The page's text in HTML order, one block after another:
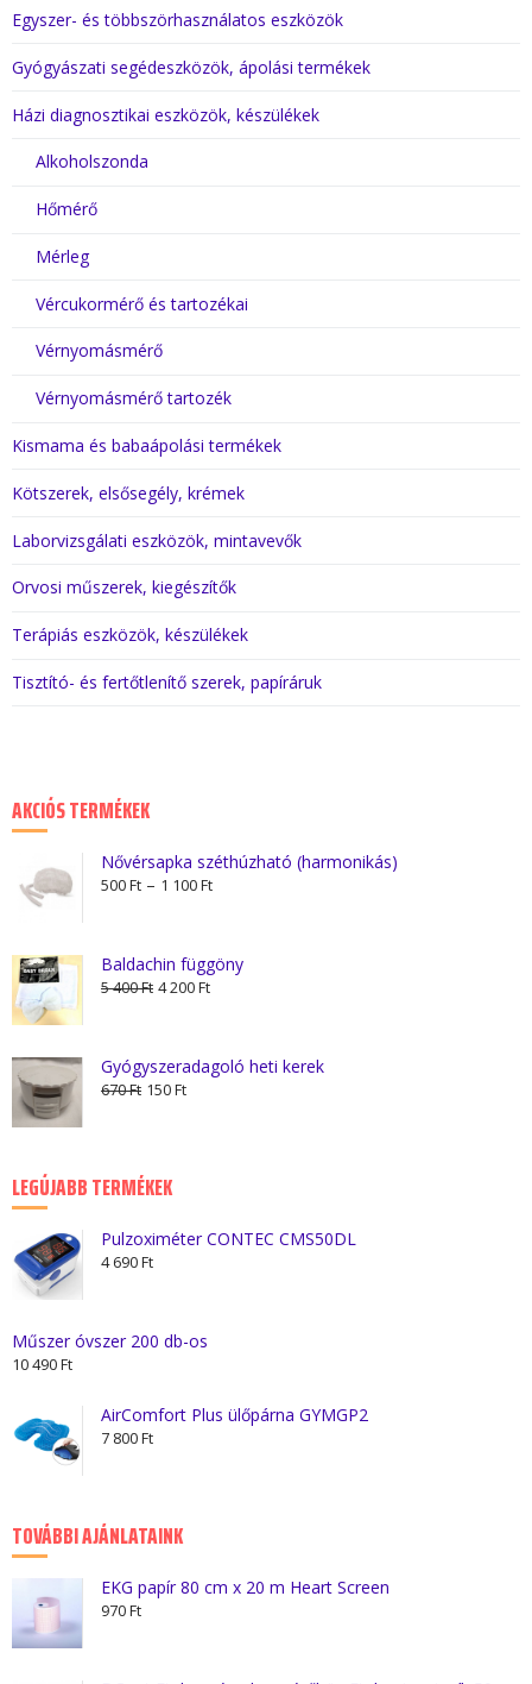
AKCIÓS TERMÉKEK
Nővérsapka széthúzható (harmonikás)
500Ft – 1 100FtÁrtartomány:
1
Baldachin függöny
5 400Ft Original
5
400 Ft.
4 200FtCurrent
4
Gyógyszeradagoló heti kerek
670Ft Original
150FtCurrent
LEGÚJABB TERMÉKEK
Pulzoximéter CONTEC CMS50DL
4 690Ft
Műszer óvszer 200 db-os
10 490Ft
AirComfort Plus ülőpárna GYMGP2
7 800Ft
TOVÁBBI AJÁNLATAINK
EKG papír 80 cm x 20 m Heart Screen
970Ft
Egyszer- és többszörhasználatos eszközök
Gyógyászati segédeszközök, ápolási termékek
Házi diagnosztikai eszközök, készülékek
Alkoholszonda
Hőmérő
Mérleg
Vércukormérő és tartozékai
Vérnyomásmérő
Vérnyomásmérő tartozék
Kismama és babaápolási termékek
Kötszerek, elsősegély, krémek
Laborvizsgálati eszközök, mintavevők
Orvosi műszerek, kiegészítők
Terápiás eszközök, készülékek
Tisztító- és fertőtlenítő szerek, papíráruk